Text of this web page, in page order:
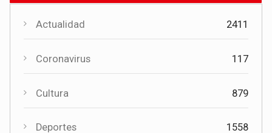
Cultura
CATEGORÍAS
Actualidad 2411
Coronavirus 117
Cultura 879